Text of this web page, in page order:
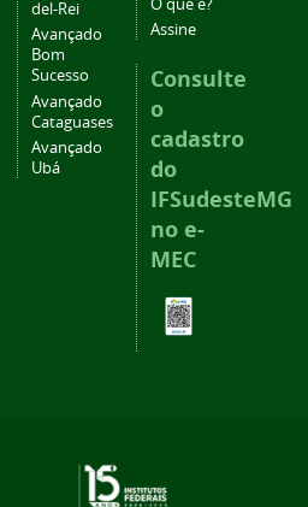
del-Rei
Avançado
Bom
Sucesso
Avançado
Cataguases
Avançado
Ubá
O que é?
Assine
Consulte
o
cadastro
do
IFSudesteMG
no e-
MEC